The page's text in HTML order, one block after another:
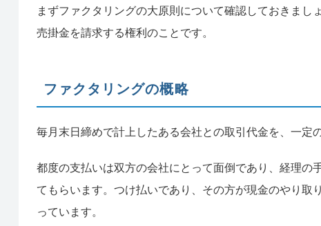
まずファクタリングの大原則について確認しておきまし
売掛金を請求する権利のことです。
ファクタリングの概略
毎月末日締めで計上したある会社との取引代金を、一定
都度の支払いは双方の会社にとって面倒であり、経理の
てもらいます。つけ払いであり、その方が現金のやり
っています。